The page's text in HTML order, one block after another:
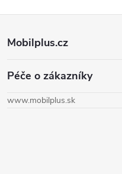
p
Mobilplus.cz
Péče o zákazníky
www.mobilplus.sk